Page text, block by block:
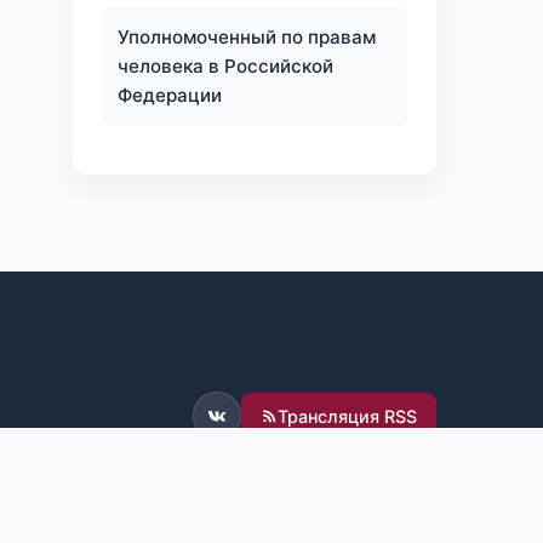
Уполномоченный по правам
человека в Российской
Федерации
ВКонтакте
Трансляция RSS